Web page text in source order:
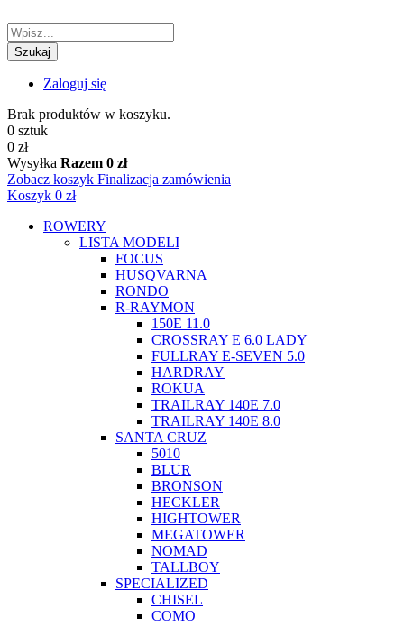
Szukaj
Zaloguj się
Brak produktów w koszyku.
0 sztuk
0 zł
Wysyłka Razem 0 zł
Zobacz koszyk Finalizacja zamówienia
Koszyk 0 zł
ROWERY
LISTA MODELI
FOCUS
HUSQVARNA
RONDO
R-RAYMON
150E 11.0
CROSSRAY E 6.0 LADY
FULLRAY E-SEVEN 5.0
HARDRAY
ROKUA
TRAILRAY 140E 7.0
TRAILRAY 140E 8.0
SANTA CRUZ
5010
BLUR
BRONSON
HECKLER
HIGHTOWER
MEGATOWER
NOMAD
TALLBOY
SPECIALIZED
CHISEL
COMO